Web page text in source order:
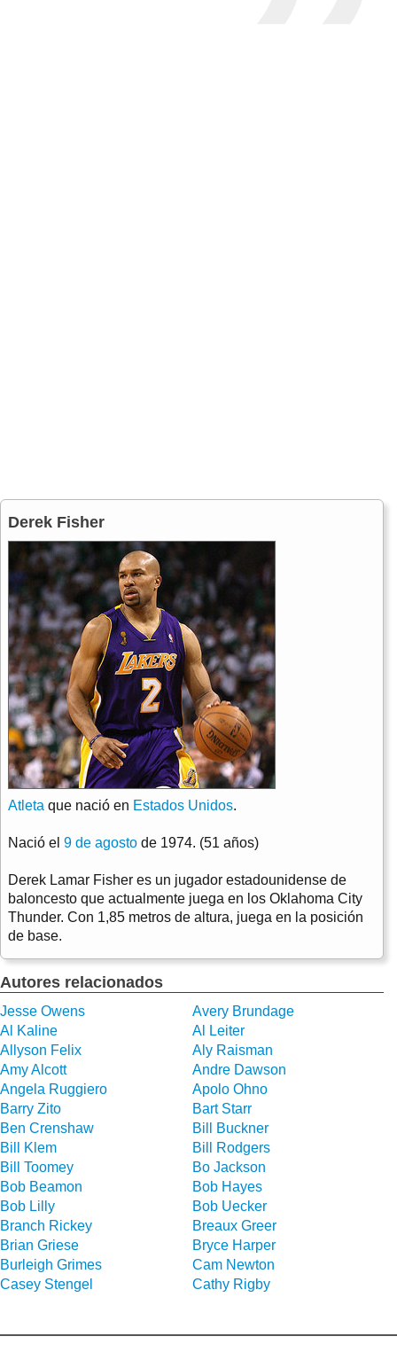
Derek Fisher
Atleta que nació en Estados Unidos.
Nació el 9 de agosto de 1974. (51 años)
Derek Lamar Fisher es un jugador estadounidense de
baloncesto que actualmente juega en los Oklahoma City
Thunder. Con 1,85 metros de altura, juega en la posición
de base.
Autores relacionados
Jesse Owens
Avery Brundage
Al Kaline
Al Leiter
Allyson Felix
Aly Raisman
Amy Alcott
Andre Dawson
Angela Ruggiero
Apolo Ohno
Barry Zito
Bart Starr
Ben Crenshaw
Bill Buckner
Bill Klem
Bill Rodgers
Bill Toomey
Bo Jackson
Bob Beamon
Bob Hayes
Bob Lilly
Bob Uecker
Branch Rickey
Breaux Greer
Brian Griese
Bryce Harper
Burleigh Grimes
Cam Newton
Casey Stengel
Cathy Rigby